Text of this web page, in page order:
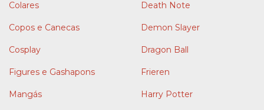
Colares
Copos e Canecas
Cosplay
Figures e Gashapons
Mangás
Death Note
Demon Slayer
Dragon Ball
Frieren
Harry Potter